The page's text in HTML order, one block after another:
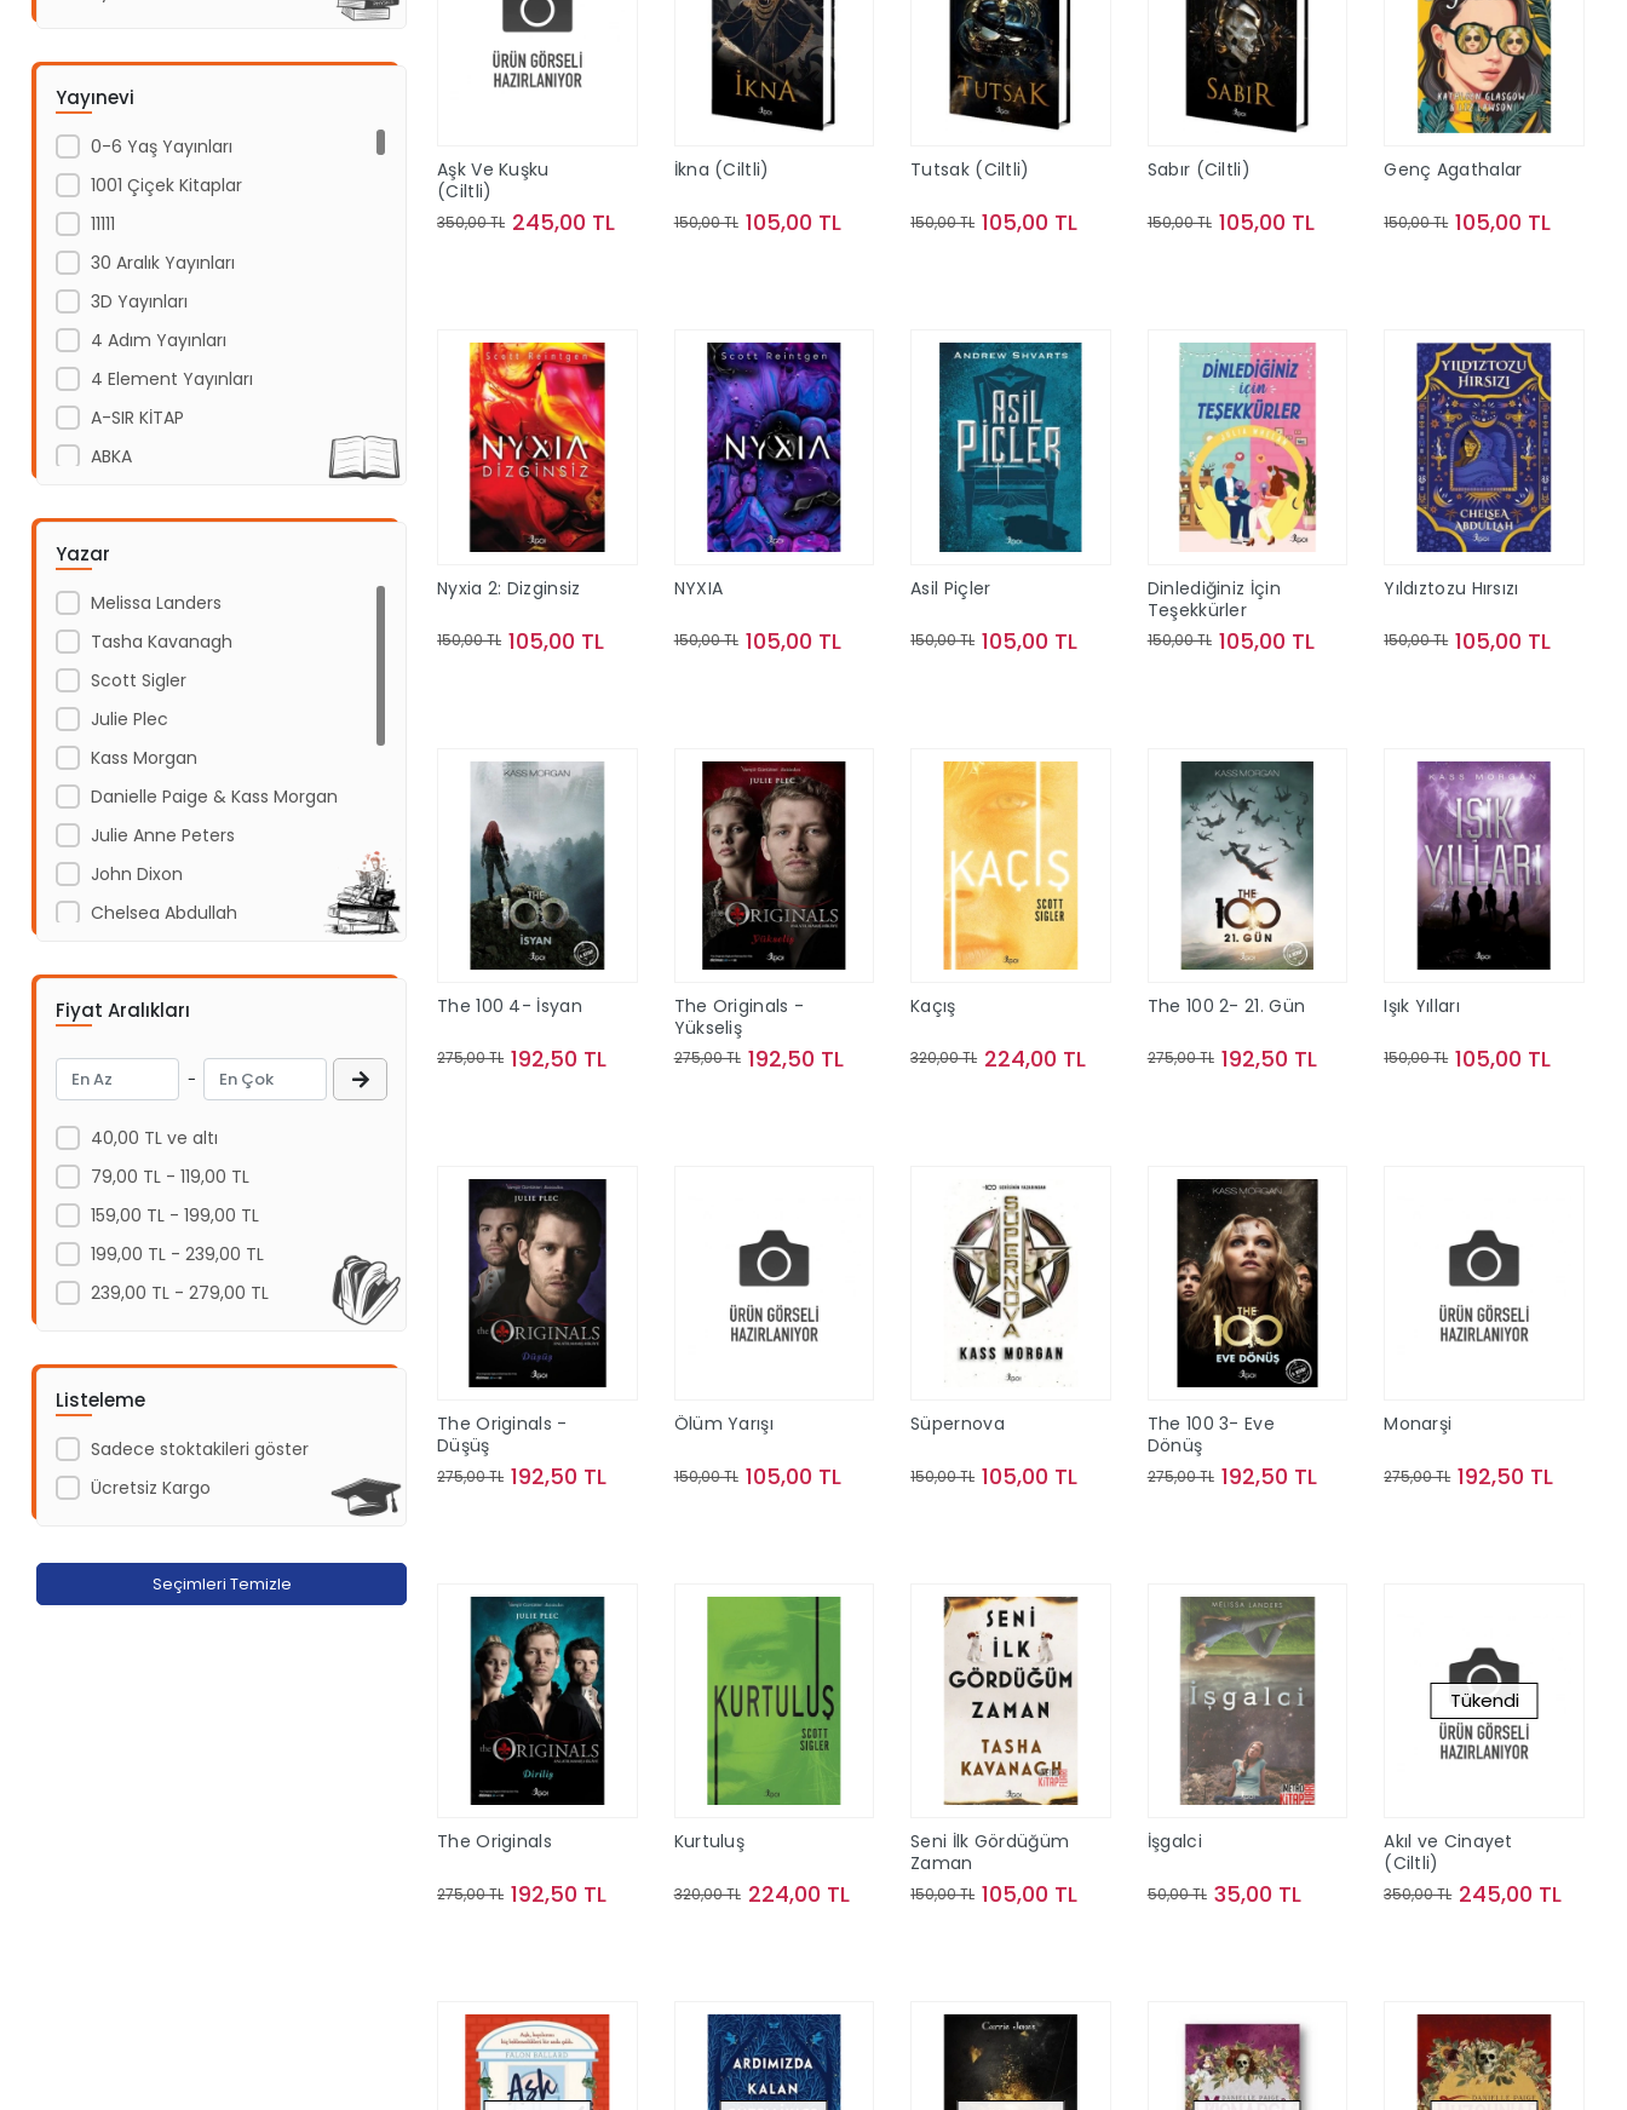
Yayınevi
0-6 Yaş Yayınları
1001 Çiçek Kitaplar
11111
30 Aralık Yayınları
3D Yayınları
4 Adım Yayınları
4 Element Yayınları
A-SIR KİTAP
ABKA
Acil Yayınları
Açı Yayınları
ADAKÜLTÜR
Adam Yayınları
Adeda Yayınları
Aden Yayıncılık
Aganta Yayınları
Agapi Yayınları
Aihao
Aile Yayınları
AKABE HEDİYELİK
Akademi Çocuk - Funny Mat
Akaşa Yayınları
Akçağ Yayınları
Akil Yayınevi
Akıl Çelen Kitaplar
Akılçelen kitapları
Alem Yayınları
Alfa Yayınları
Algola Medya Yayınları
Altın Çocuk
Yazar
Melissa Landers
Tasha Kavanagh
Scott Sigler
Julie Plec
Kass Morgan
Danielle Paige & Kass Morgan
Julie Anne Peters
John Dixon
Chelsea Abdullah
Andrew Shvarts
Scott Reintgen
Kathleen Glasgow & Liz Lawson
Carrie Jones
Cory Anderson
Falon Ballard
Tirzah Price
Fiyat Aralıkları
-
40,00 TL ve altı
79,00 TL - 119,00 TL
159,00 TL - 199,00 TL
199,00 TL - 239,00 TL
239,00 TL - 279,00 TL
Listeleme
Sadece stoktakileri göster
Ücretsiz Kargo
Seçimleri Temizle
Aşk Ve Kuşku
(Ciltli)
350,00 TL 245,00 TL
İkna (Ciltli)
150,00 TL 105,00 TL
Tutsak (Ciltli)
150,00 TL 105,00 TL
Sabır (Ciltli)
150,00 TL 105,00 TL
Genç Agathalar
150,00 TL 105,00 TL
Nyxia 2: Dizginsiz
150,00 TL 105,00 TL
NYXIA
150,00 TL 105,00 TL
Asil Piçler
150,00 TL 105,00 TL
Dinlediğiniz İçin
Teşekkürler
150,00 TL 105,00 TL
Yıldıztozu Hırsızı
150,00 TL 105,00 TL
The 100 4- İsyan
275,00 TL 192,50 TL
The Originals -
Yükseliş
275,00 TL 192,50 TL
Kaçış
320,00 TL 224,00 TL
The 100 2- 21. Gün
275,00 TL 192,50 TL
Işık Yılları
150,00 TL 105,00 TL
The Originals -
Düşüş
275,00 TL 192,50 TL
Ölüm Yarışı
150,00 TL 105,00 TL
Süpernova
150,00 TL 105,00 TL
The 100 3- Eve
Dönüş
275,00 TL 192,50 TL
Monarşi
275,00 TL 192,50 TL
The Originals
275,00 TL 192,50 TL
Kurtuluş
320,00 TL 224,00 TL
Seni İlk Gördüğüm
Zaman
150,00 TL 105,00 TL
İşgalci
50,00 TL 35,00 TL
Tükendi
Akıl ve Cinayet
(Ciltli)
350,00 TL 245,00 TL